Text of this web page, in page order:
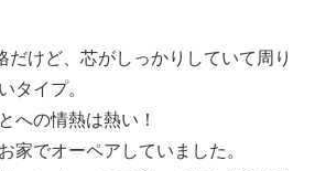
だけど、芯がしっかりしていて周り
タイプ。
への情熱は熱い！
家でオーペアしていました。